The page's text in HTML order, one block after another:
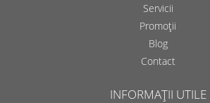
Servicii
Promoții
Blog
Contact
INFORMAȚII UTILE